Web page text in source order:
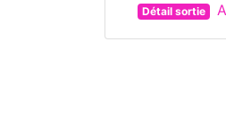
Détail sortie